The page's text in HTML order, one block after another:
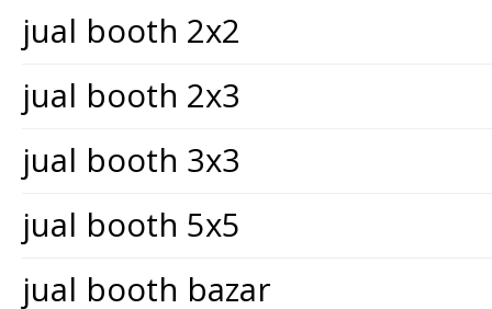
jual booth 2x2
jual booth 2x3
jual booth 3x3
jual booth 5x5
jual booth bazar